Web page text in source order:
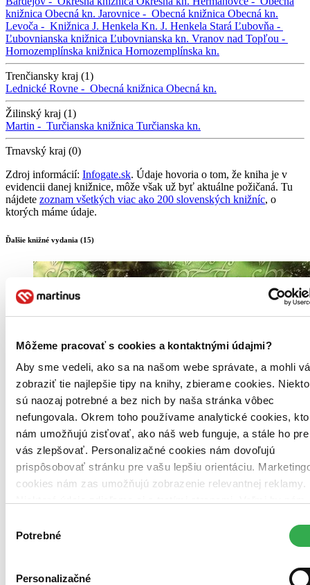
Môžeme pracovať s cookies a kontaktnými údajmi?
Aby sme vedeli, ako sa na našom webe správate, a mohli
zobraziť tie najlepšie tipy na knihy, zbierame cookies.
sú naozaj potrebné a bez nich by naša stránka vôbec
nefungovala. Okrem toho používame analytické cookies,
nám umožňujú zisťovať, ako náš web funguje, a stále ho pre
vás zlepšovať. Personalizačné cookies nám dovoľujú
prispôsobovať stránku pre vašu lepšiu orientáciu.
cookies nám zas umožňujú zobrazenie relevantnej reklamy.
Ďakujeme!
súhlasu
Potrebné
Personalizačné
knižnica Obecná kn. Jarovnice - Obecná knižnica Obecná kn.
Levoča - Knižnica J. Henkela Kn. J. Henkela Stará Ľubovňa -
Ľubovnianska knižnica Ľubovnianska kn. Vranov nad Topľou -
Hornozemplínska knižnica Hornozemplínska kn.
Trenčiansky kraj (1)
Lednické Rovne - Obecná knižnica Obecná kn.
Žilinský kraj (1)
Martin - Turčianska knižnica Turčianska kn.
Trnavský kraj (0)
Zdroj informácií: Infogate.sk. Údaje hovoria o tom, že kniha je v
evidencii danej knižnice, môže však už byť aktuálne požičaná. Tu
nájdete zoznam všetkých viac ako 200 slovenských knižníc, o
ktorých máme údaje.
Ďalšie knižné vydania (15)